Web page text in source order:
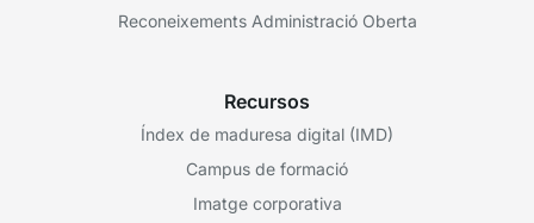
Reconeixements Administració Oberta
Recursos
Índex de maduresa digital (IMD)
Campus de formació
Imatge corporativa